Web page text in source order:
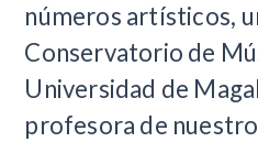
números artísticos,
Conservatorio de
Universidad de
profesora de